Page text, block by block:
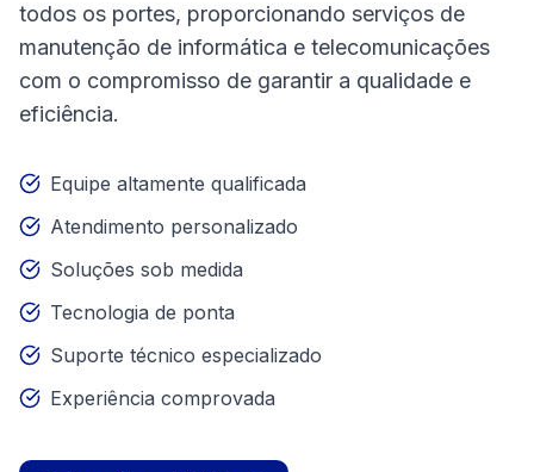
todos os portes, proporcionando serviços de
manutenção de informática e telecomunicações
com o compromisso de garantir a qualidade e
eficiência.
Equipe altamente qualificada
Atendimento personalizado
Soluções sob medida
Tecnologia de ponta
Suporte técnico especializado
Experiência comprovada